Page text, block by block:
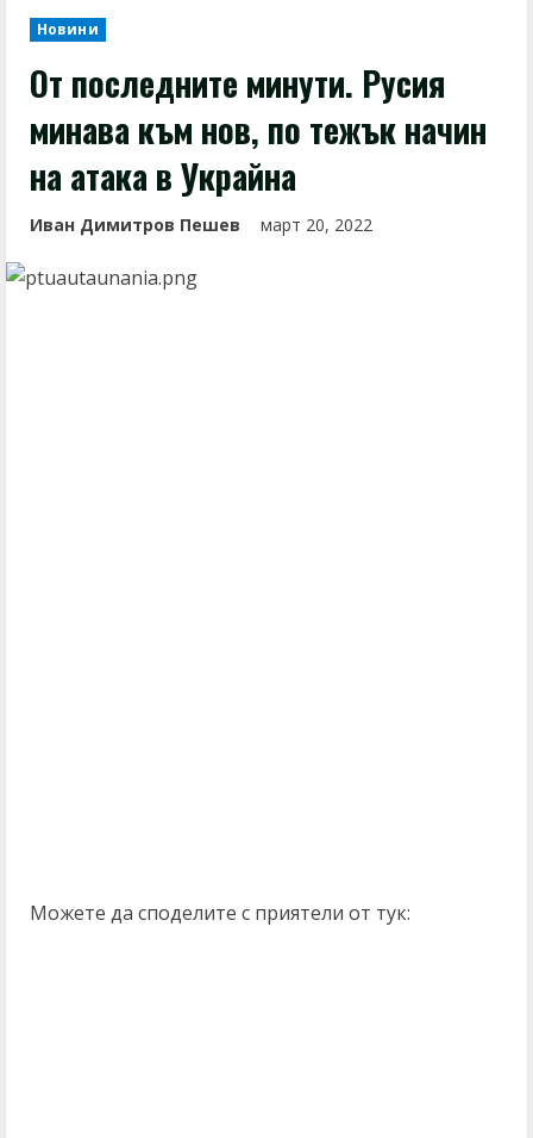
Новини
От последните минути. Русия
минава към нов, по тежък начин
на атака в Украйна
Иван Димитров Пешев март 20, 2022
Можете да споделите с приятели от тук: